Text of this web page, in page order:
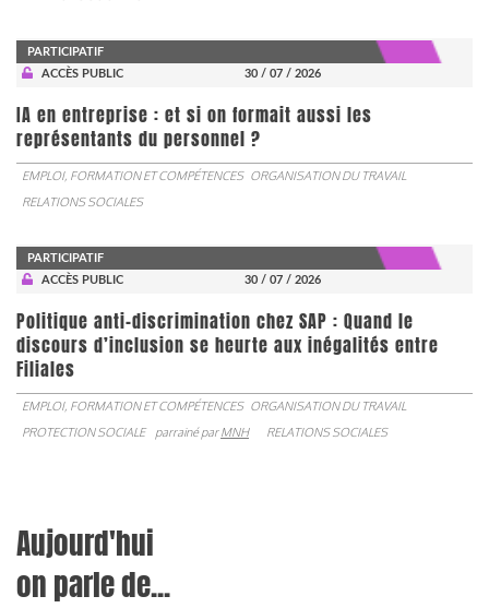
PARTICIPATIF
ACCÈS PUBLIC
30 / 07 / 2026
IA en entreprise : et si on formait aussi les
représentants du personnel ?
EMPLOI, FORMATION ET COMPÉTENCES ORGANISATION DU TRAVAIL
RELATIONS SOCIALES
PARTICIPATIF
ACCÈS PUBLIC
30 / 07 / 2026
Politique anti-discrimination chez SAP : Quand le
discours d’inclusion se heurte aux inégalités entre
Filiales
EMPLOI, FORMATION ET COMPÉTENCES ORGANISATION DU TRAVAIL
PROTECTION SOCIALE
parrainé parMNH RELATIONS SOCIALES
Aujourd'hui
on parle de...